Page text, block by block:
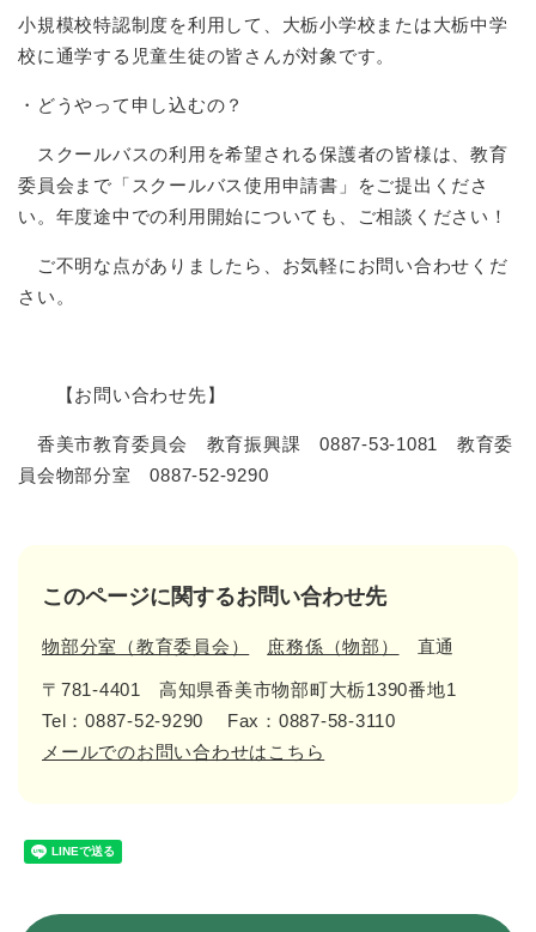
小規模校特認制度を利用して、大栃小学校または大栃中学
校に通学する児童生徒の皆さんが対象です。
・どうやって申し込むの？
スクールバスの利用を希望される保護者の皆様は、教育
委員会まで「スクールバス使用申請書」をご提出くださ
い。年度途中での利用開始についても、ご相談ください！
ご不明な点がありましたら、お気軽にお問い合わせくだ
さい。
【お問い合わせ先】
香美市教育委員会 教育振興課 0887-53-1081
教育委
員会物部分室 0887-52-9290
このページに関するお問い合わせ先
物部分室（教育委員会） 庶務係（物部） 直通
〒781-4401
高知県香美市物部町大栃1390番地1
Tel：0887-52-9290
Fax：0887-58-3110
メールでのお問い合わせはこちら